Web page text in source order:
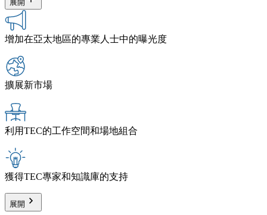
展開
增加在亞太地區的專業人士中的曝光度
擴展新市場
利用TEC的工作空間和場地組合
獲得TEC專家和知識庫的支持
展開